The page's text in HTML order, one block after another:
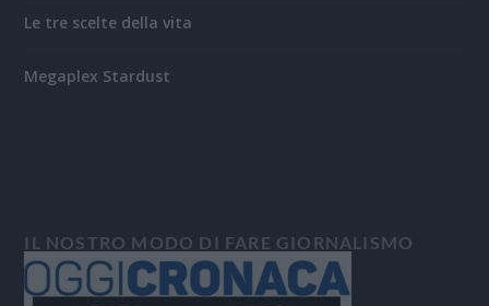
Le tre scelte della vita
Megaplex Stardust
IL NOSTRO MODO DI FARE GIORNALISMO